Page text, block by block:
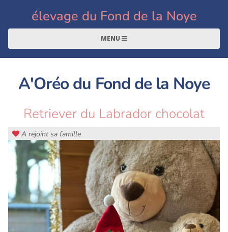
élevage du Fond de la Noye
MENU
A'Oréo du Fond de la Noye
Retriever du Labrador chocolat
A rejoint sa famille